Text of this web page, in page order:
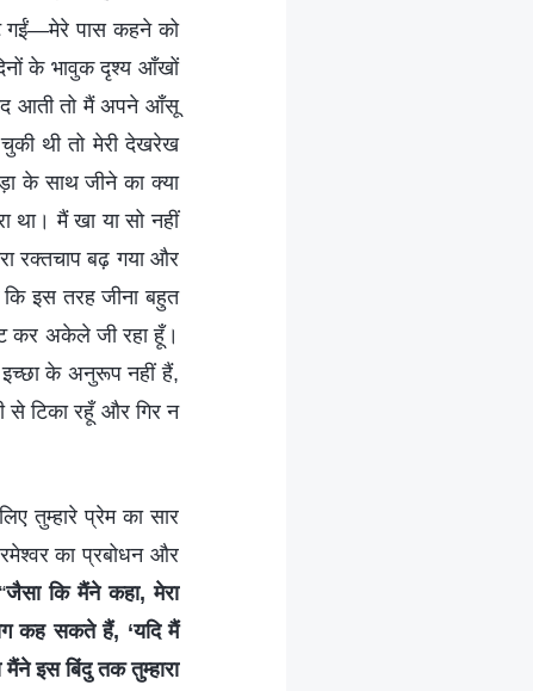
गईं—मेरे पास कहने को
के भावुक दृश्य आँखों
आती तो मैं अपने आँसू
थी तो मेरी देखरेख
के साथ जीने का क्या
था। मैं खा या सो नहीं
रक्तचाप बढ़ गया और
इस तरह जीना बहुत
कर अकेले जी रहा हूँ।
इच्छा के अनुरूप नहीं हैं,
से टिका रहूँ और गिर न
तुम्हारे प्रेम का सार
का प्रबोधन और
जैसा कि मैंने कहा, मेरा
कह सकते हैं, ‘यदि मैं
इस बिंदु तक तुम्हारा